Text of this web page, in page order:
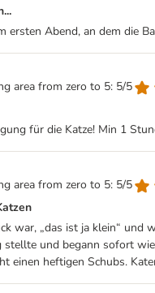
ersten Abend, an dem die
area from zero to 5: 5/5
für die Katze! Min 1
area from zero to 5: 5/5
war, „das ist ja klein“ und
stellte und begann sofort
einen heftigen Schubs.